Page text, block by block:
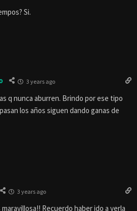
Si.
3 years ago
q nunca aburren. Brindo por ese tipo
los años siguen dando ganas de
3 years ago
Recuerdo haber ido a verla